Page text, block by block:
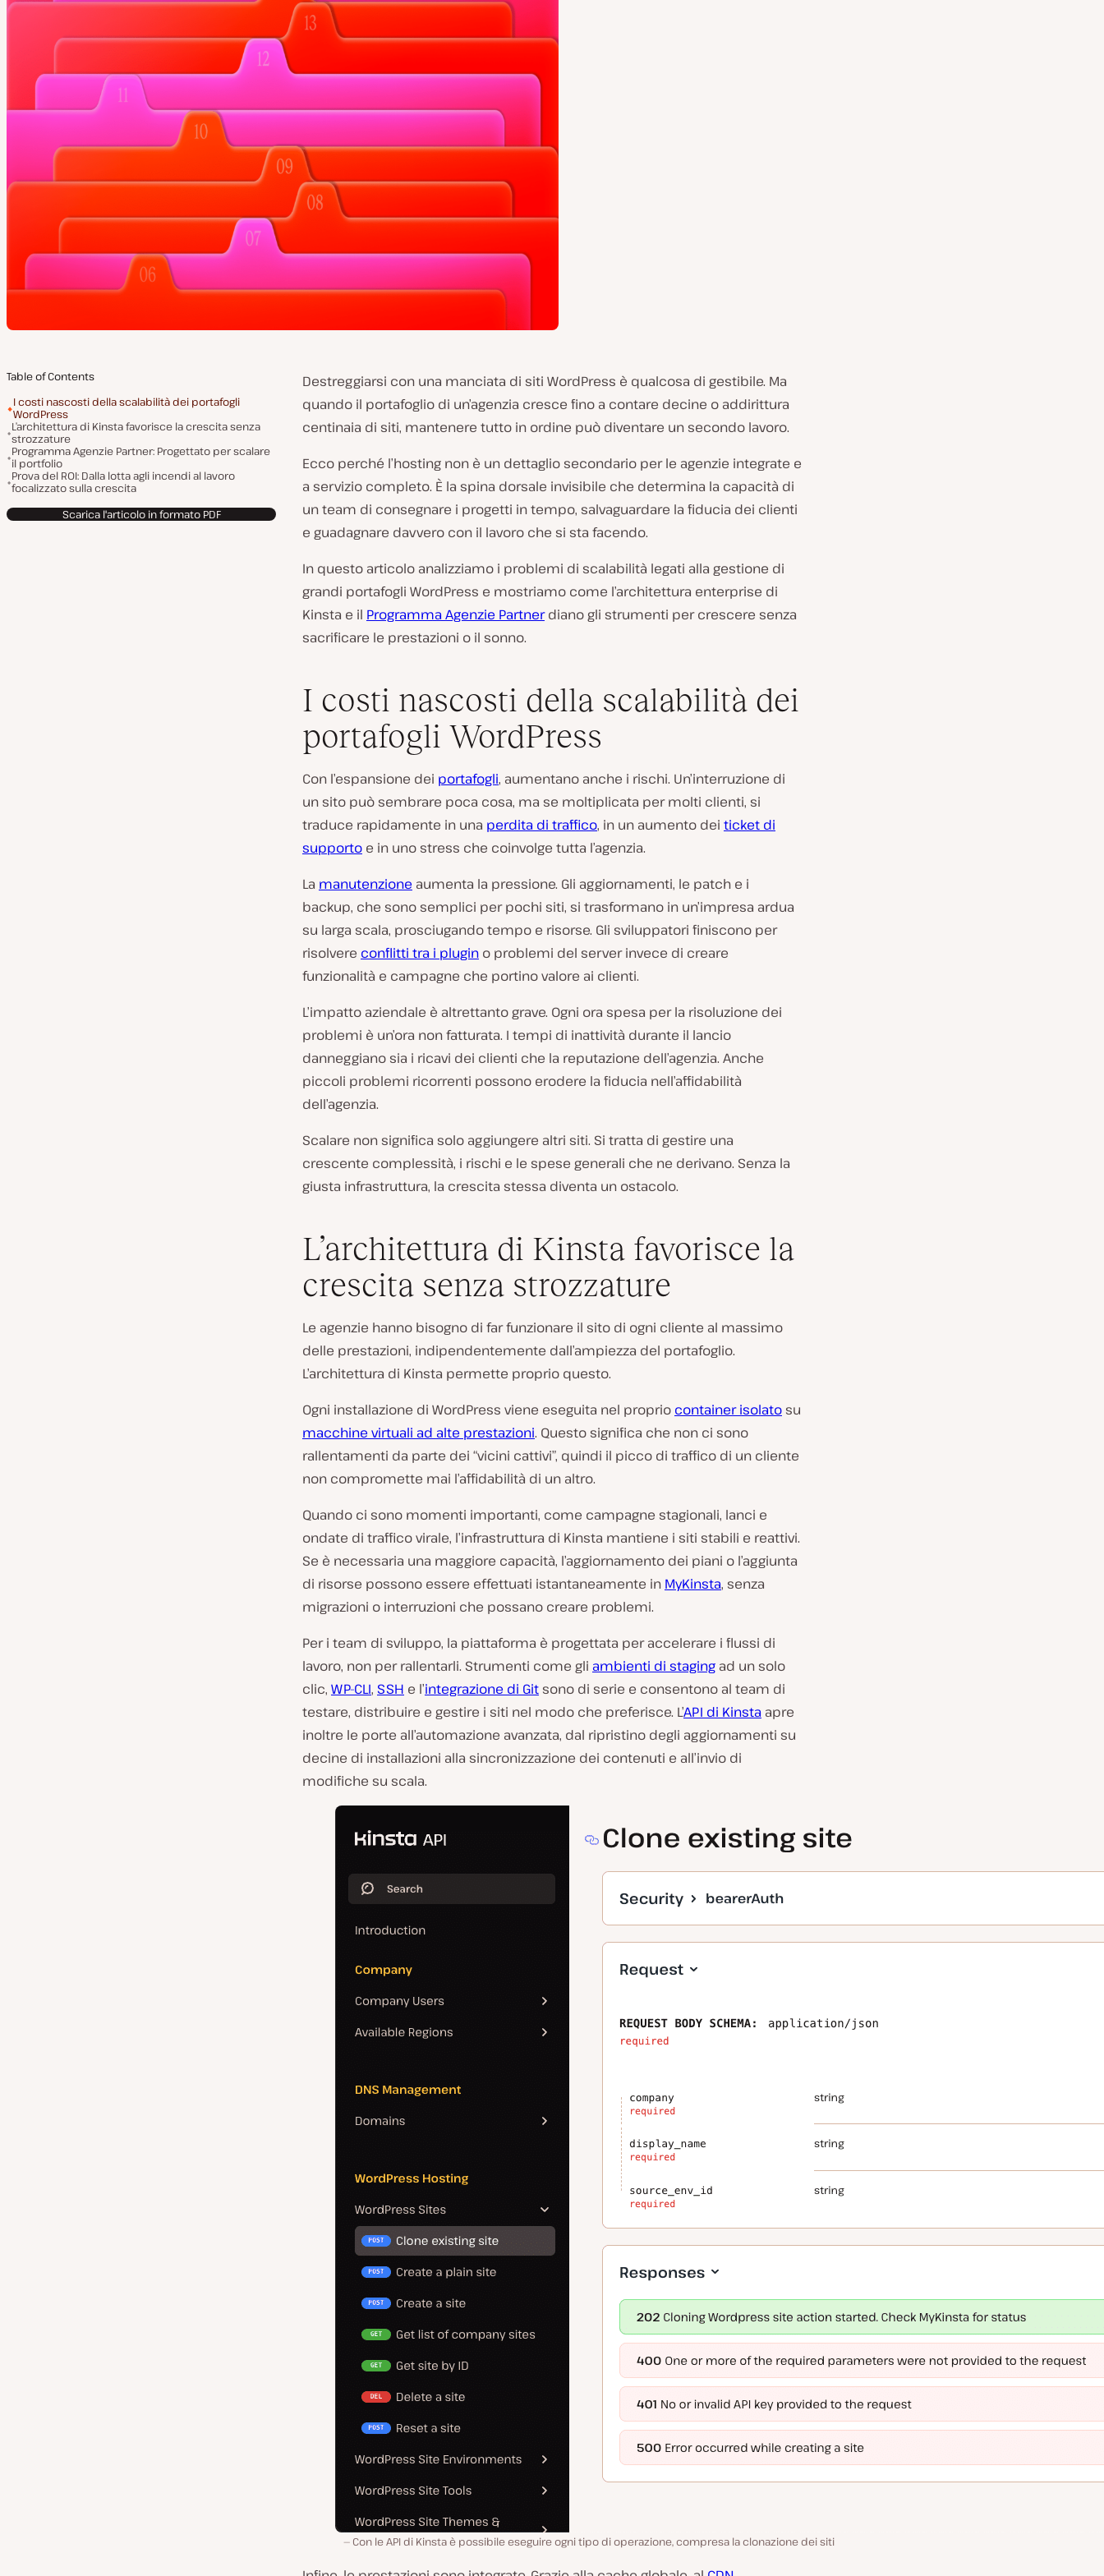
Table of Contents
I costi nascosti della scalabilità dei portafogli
WordPress
L’architettura di Kinsta favorisce la crescita senza
strozzature
Programma Agenzie Partner: Progettato per scalare
il portfolio
Prova del ROI: Dalla lotta agli incendi al lavoro
focalizzato sulla crescita
Scarica l'articolo in formato PDF
Destreggiarsi con una manciata di siti WordPress è qualcosa di gestibile. Ma
quando il portafoglio di un’agenzia cresce fino a contare decine o addirittura
centinaia di siti, mantenere tutto in ordine può diventare un secondo lavoro.
Ecco perché l’hosting non è un dettaglio secondario per le agenzie integrate e
a servizio completo. È la spina dorsale invisibile che determina la capacità di
un team di consegnare i progetti in tempo, salvaguardare la fiducia dei clienti
e guadagnare davvero con il lavoro che si sta facendo.
In questo articolo analizziamo i problemi di scalabilità legati alla gestione di
grandi portafogli WordPress e mostriamo come l’architettura enterprise di
Kinsta e il Programma Agenzie Partnerdiano gli strumenti per crescere senza
sacrificare le prestazioni o il sonno.
I costi nascosti della scalabilità dei
portafogli WordPress
Con l’espansione dei portafogli, aumentano anche i rischi. Un’interruzione di
un sito può sembrare poca cosa, ma se moltiplicata per molti clienti, si
traduce rapidamente in una perdita di traffico, in un aumento dei ticket di
supporto e in uno stress che coinvolge tutta l’agenzia.
La manutenzione aumenta la pressione. Gli aggiornamenti, le patch e i
backup, che sono semplici per pochi siti, si trasformano in un’impresa ardua
su larga scala, prosciugando tempo e risorse. Gli sviluppatori finiscono per
risolvere conflitti tra i plugin o problemi del server invece di creare
funzionalità e campagne che portino valore ai clienti.
L’impatto aziendale è altrettanto grave. Ogni ora spesa per la risoluzione dei
problemi è un’ora non fatturata. I tempi di inattività durante il lancio
danneggiano sia i ricavi dei clienti che la reputazione dell’agenzia. Anche
piccoli problemi ricorrenti possono erodere la fiducia nell’affidabilità
dell’agenzia.
Scalare non significa solo aggiungere altri siti. Si tratta di gestire una
crescente complessità, i rischi e le spese generali che ne derivano. Senza la
giusta infrastruttura, la crescita stessa diventa un ostacolo.
L’architettura di Kinsta favorisce la
crescita senza strozzature
Le agenzie hanno bisogno di far funzionare il sito di ogni cliente al massimo
delle prestazioni, indipendentemente dall’ampiezza del portafoglio.
L’architettura di Kinsta permette proprio questo.
Ogni installazione di WordPress viene eseguita nel proprio container isolato su
macchine virtuali ad alte prestazioni. Questo significa che non ci sono
rallentamenti da parte dei “vicini cattivi”, quindi il picco di traffico di un cliente
non compromette mai l’affidabilità di un altro.
Quando ci sono momenti importanti, come campagne stagionali, lanci e
ondate di traffico virale, l’infrastruttura di Kinsta mantiene i siti stabili e reattivi.
Se è necessaria una maggiore capacità, l’aggiornamento dei piani o l’aggiunta
di risorse possono essere effettuati istantaneamente in MyKinsta, senza
migrazioni o interruzioni che possano creare problemi.
Per i team di sviluppo, la piattaforma è progettata per accelerare i flussi di
lavoro, non per rallentarli. Strumenti come gli ambienti di staging ad un solo
clic, WP-CLI, SSH e l’integrazione di Git sono di serie e consentono al team di
testare, distribuire e gestire i siti nel modo che preferisce. L’API di Kinsta apre
inoltre le porte all’automazione avanzata, dal ripristino degli aggiornamenti su
decine di installazioni alla sincronizzazione dei contenuti e all’invio di
modifiche su scala.
Con le API di Kinsta è possibile eseguire ogni tipo di operazione, compresa la clonazione dei siti